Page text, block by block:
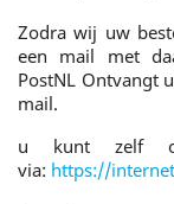
Zodra wij uw
een mail met
PostNL Ontvangt
mail.
u kunt zelf
via: https://